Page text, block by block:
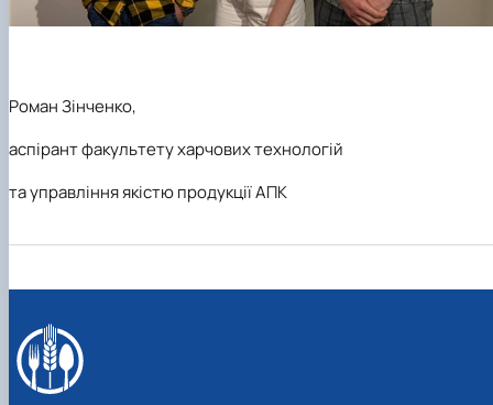
Роман Зінченко,
аспірант факультету харчових технологій
та управління якістю продукції АПК